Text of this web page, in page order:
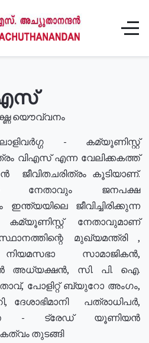
യൌവ്വനം
- കമ്യൂണിസ്റ്റ്
വിഎസ് എന്ന വേലിക്കകത്ത്
ജീവിതചരിത്രം കൂടിയാണ്.
നേതാവും ജനപക്ഷ
ജീവിച്ചിരിക്കുന്ന
കമ്യൂണിസ്റ്റ് നേതാവുമാണ്
മുഖ്യമന്ത്രി ,
സാമാജികൻ,
അധ്യക്ഷൻ, സി. പി. ഐ.
പോളിറ്റ് ബ്യുറോ അംഗം,
പത്രാധിപർ,
- ട്രേഡ് യൂണിയൻ
തുടങ്ങി